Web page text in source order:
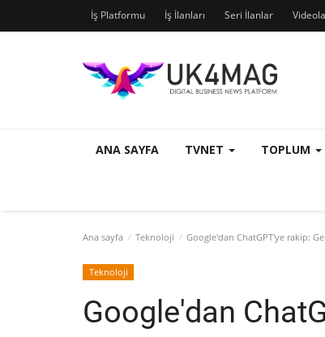
İş Platformu İş İlanları Seri İlanlar
ANA SAYFA TVNET TOPLUM
Ana sayfa Teknoloji Google'dan ChatGPT'ye rakip:
Teknoloji
Google'dan